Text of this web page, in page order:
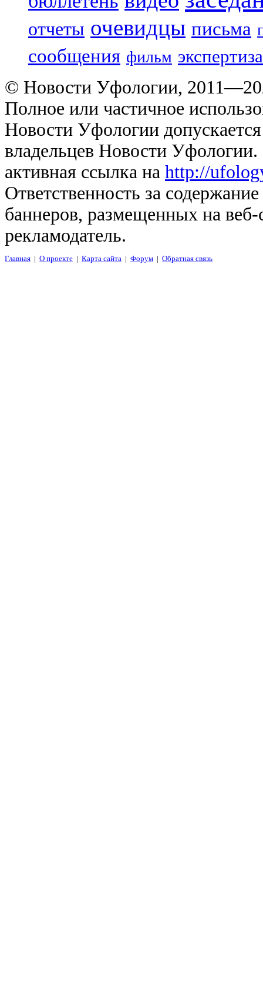
отчеты очевидцы письма
сообщения фильм экспертиза
© Новости Уфологии,
Полное или частичное
Новости Уфологии
владельцев Новости
активная ссылка на http://
Ответственность за
баннеров, размещенных на
рекламодатель.
Главная | О проекте | Карта сайта | Форум | Обратная связь